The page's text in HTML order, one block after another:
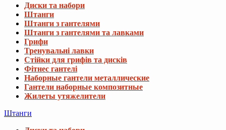
Диски та набори
Штанги
Штанги з гантелями
Штанги з гантелями та лавками
Грифи
Тренувальні лавки
Стійки для грифів та дисків
Фітнес гантелі
Наборные гантели металлические
Гантели наборные композитные
Жилеты утяжелители
Штанги